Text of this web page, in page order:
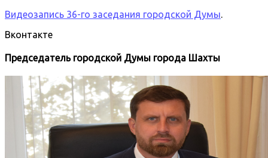
Видеозапись 36-го заседания городской Думы.
Вконтакте
Председатель городской Думы города Шахты